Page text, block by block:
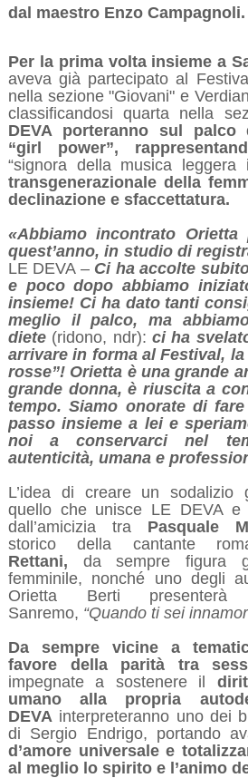
dal maestro Enzo Campagnoli.
Per la prima volta insieme a
aveva già partecipato al
nella sezione "Giovani" e
classificandosi quarta nella
DEVA porteranno
sul palco
“girl power”,
“signora della musica leggera
transgenerazionale della
declinazione e sfaccettatura.
«Abbiamo incontrato
quest’anno, in studio di
LE DEVA – Ci ha accolte
e poco dopo abbiamo
insieme! Ci ha dato tanti
meglio il palco, ma
diete (ridono, ndr): ci ha
arrivare in forma al Festival,
rosse”! Orietta è una grande
grande donna, è riuscita a
tempo. Siamo onorate di
passo insieme a lei e
noi a conservarci nel
autenticità, umana e
L’idea di creare un sodalizio
quello che unisce LE DEVA e
dall’amicizia tra Pasquale
storico della cantante
Rettani, da sempre figura
femminile, nonché uno degli
Orietta Berti
Sanremo, “Quando ti sei
Da sempre vicine a
favore della
parità tra
impegnate a sostenere il
umano alla propria
DEVA interpreteranno uno dei
di Sergio Endrigo, portando
d’amore universale e
al meglio lo spirito e l’animo